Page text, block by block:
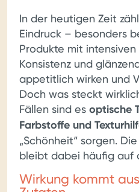
In der heutigen Zeit
Eindruck – besonders
Produkte mit
Konsistenz und
appetitlich wirken und
Doch was steckt
Fällen sind es optische
Farbstoffe und
„Schönheit“ sorgen.
bleibt dabei häufig auf
Wirkung kommt